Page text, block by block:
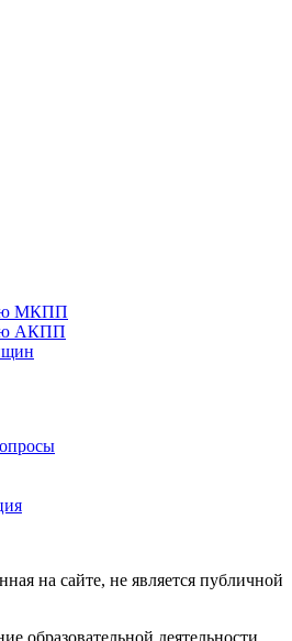
МКПП
АКПП
на сайте, не является публичной